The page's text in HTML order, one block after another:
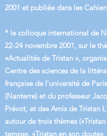
2001 et publiée dans les
* le colloque international de
22-24 novembre 2001, sur le
«Actualités de Tristan »,
Centre des sciences de la
française de l'université de
(Nanterre) et du professeur
Prévot, et des Amis de Tristan
autour de trois thèmes
temps». «Tristan en son